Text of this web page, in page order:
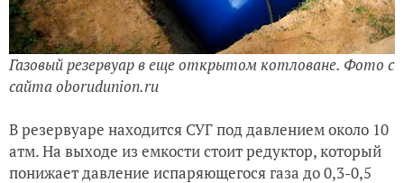
Газовый резервуар в еще открытом котловане. Фото с
сайта oborudunion.ru
В резервуаре находится СУГ под давлением около 10
атм. На выходе из емкости стоит редуктор, который
понижает давление испаряющегося газа до 0,3-0,5